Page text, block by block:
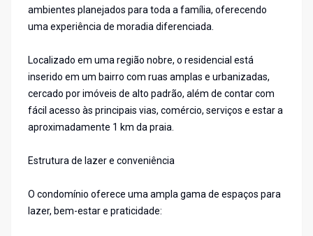
ambientes planejados para toda a família, oferecendo
uma experiência de moradia diferenciada.
Localizado em uma região nobre, o residencial está
inserido em um bairro com ruas amplas e urbanizadas,
cercado por imóveis de alto padrão, além de contar com
fácil acesso às principais vias, comércio, serviços e estar a
aproximadamente 1 km da praia.
Estrutura de lazer e conveniência
O condomínio oferece uma ampla gama de espaços para
lazer, bem-estar e praticidade: